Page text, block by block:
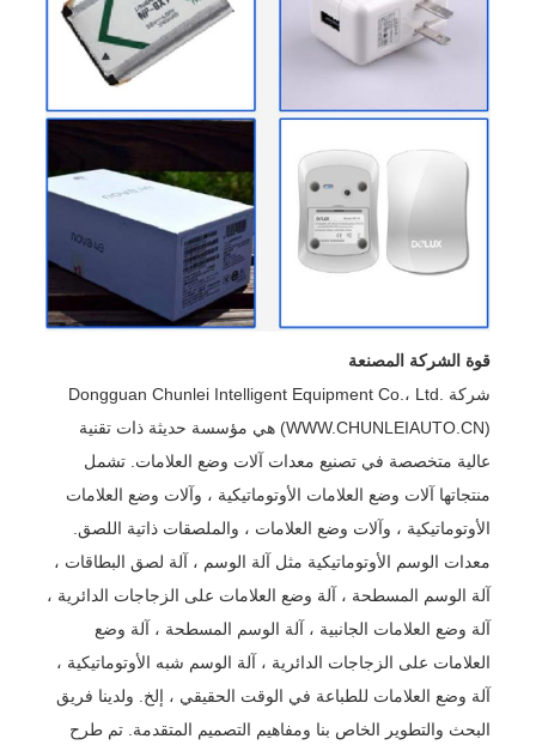
قوة الشركة المصنعة
شركة Dongguan Chunlei Intelligent Equipment Co.، Ltd.
(WWW.CHUNLEIAUTO.CN) هي مؤسسة حديثة ذات تقنية
عالية متخصصة في تصنيع معدات آلات وضع العلامات. تشمل
منتجاتها آلات وضع العلامات الأوتوماتيكية ، وآلات وضع العلامات
الأوتوماتيكية ، وآلات وضع العلامات ، والملصقات ذاتية اللصق.
معدات الوسم الأوتوماتيكية مثل آلة الوسم ، آلة لصق البطاقات ،
آلة الوسم المسطحة ، آلة وضع العلامات على الزجاجات الدائرية ،
آلة وضع العلامات الجانبية ، آلة الوسم المسطحة ، آلة وضع
العلامات على الزجاجات الدائرية ، آلة الوسم شبه الأوتوماتيكية ،
آلة وضع العلامات للطباعة في الوقت الحقيقي ، إلخ. ولدينا فريق
البحث والتطوير الخاص بنا ومفاهيم التصميم المتقدمة. تم طرح